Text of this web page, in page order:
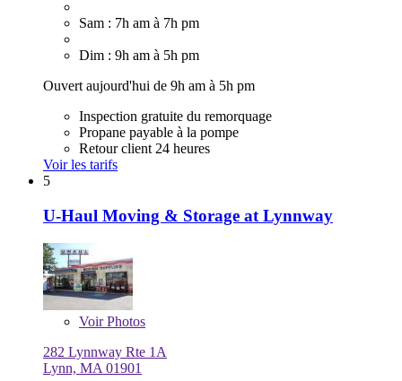
Sam : 7h am à 7h pm
Dim : 9h am à 5h pm
Ouvert aujourd'hui de 9h am à 5h pm
Inspection gratuite du remorquage
Propane payable à la pompe
Retour client 24 heures
Voir les tarifs
5
U-Haul Moving & Storage at Lynnway
VoirPhotos
282 Lynnway Rte 1A
Lynn, MA 01901